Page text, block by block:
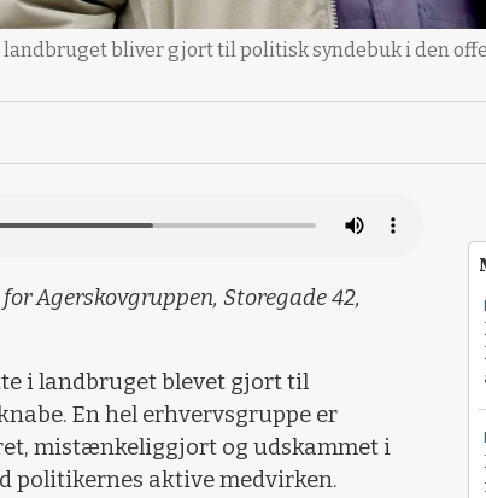
landbruget bliver gjort til politisk syndebuk i den
Agerskovgruppen, Storegade 42,
i landbruget blevet gjort til
En hel erhvervsgruppe er
mistænkeliggjort og udskammet i
politikernes aktive medvirken.